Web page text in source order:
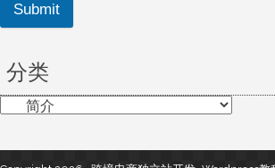
Submit
分类